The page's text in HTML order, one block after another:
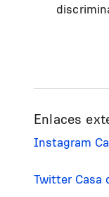
Enlaces
Instagram
Twitter Casa